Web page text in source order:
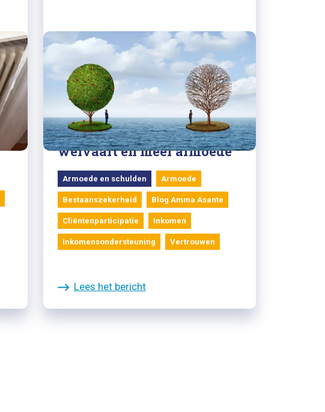
02/02/2020
Blog Amma Asante: meer
welvaart én meer armoede
Armoede en schulden Armoede
Bestaanszekerheid Blog Amma Asante
Cliëntenparticipatie Inkomen
Inkomensondersteuning Vertrouwen
Lees het bericht